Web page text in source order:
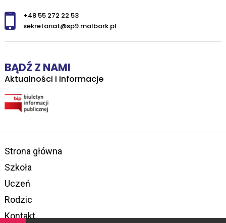
+48 55 272 22 53
sekretariat@sp9.malbork.pl
BĄDŹ Z NAMI
Aktualności i informacje
Strona główna
Szkoła
Uczeń
Rodzic
Kontakt